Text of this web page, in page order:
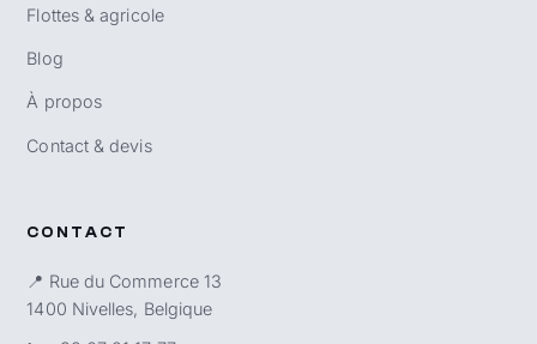
Flottes & agricole
Blog
À propos
Contact & devis
CONTACT
📍 Rue du Commerce 13
1400 Nivelles, Belgique